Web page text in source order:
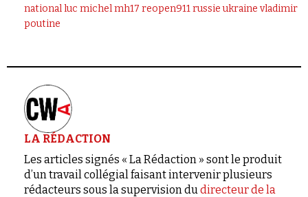
nationalluc michelmh17 reopen911russie ukraine vladimir
poutine
LA RÉDACTION
Les articles signés « La Rédaction » sont le produit
d’un travail collégial faisant intervenir plusieurs
rédacteurs sous la supervision dudirecteur de la